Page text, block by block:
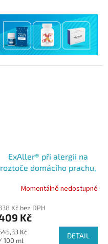
ExAller® při alergii na
roztoče domácího prachu,
Momentálně nedostupné
Kč bez DPH
Kč
cena:
Kč
100 ml
DETAIL